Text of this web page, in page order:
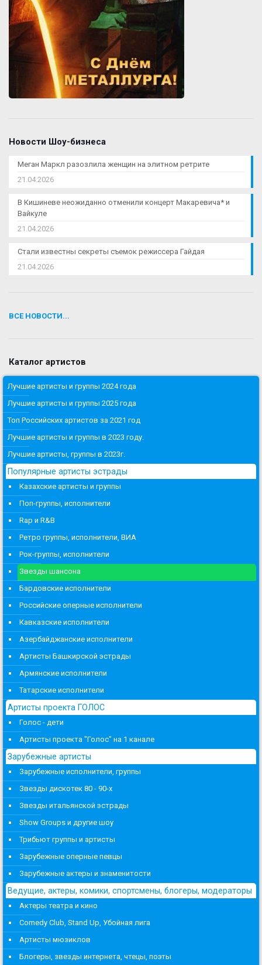
Новости Шоу-бизнеса
Меган Маркл разозлила женщин на элитном ретрите
21.04.2026
В Кишиневе неожиданно отменили концерт Макаревича* и
Вайкуле
21.04.2026
Стали известны секреты съемок режиссера Гайдая
21.04.2026
ВСЕ НОВОСТИ...
Каталог артистов
Лучшие артисты и группы 2024 года
Лучшие артисты и группы 2025 года
Топ Российских артистов за 2021 год
Лучшие артисты и группы в 2023 году.
Лучшие артисты, группы в 2023г.
Популярные артисты эстрады
Казахские артисты и группы
Поп-группы, исполнители
Rap и R&B
Ретро группы, исполнители, ВИА
Рок-группы, исполнители
Звезды шансона
Бардовские исполнители
Российские оперные исполнители
Кавказские исполнители
Азербайджанские исполнители
Артисты Башкирской эстрады
Армянские исполнители
Татарские исполнители
Артисты проекта ГОЛОС
Голос - дети
Артисты проекта "Голос" на 1 канале
Зарубежные артисты
Зарубежные исполнители, группы
Звезды дискотек 80 - 90-х
Звезды итальянской эстрады
Show Groups и другие шоу
Трибьют группы и артисты
Зарубежные оперные певцы
Зарубежные актеры и знаменитости
Ведущие, актеры, комики, спортсмены, блогеры, модераторы
Актеры театра и кино
Comedy Club, Stand Up, Убойная лига
Артисты мюзиклов
Блогеры, звезды интернета, чтецы, поэты